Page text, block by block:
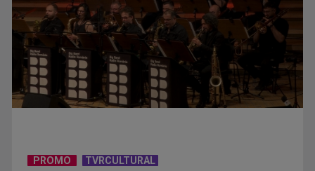
TVR aduce un omagiu actriței Adela Mărculescu prin
programe speciale In Memoriam
PROMO TVRCULTURAL